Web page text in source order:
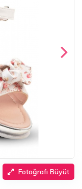
Fotoğrafı Büyüt